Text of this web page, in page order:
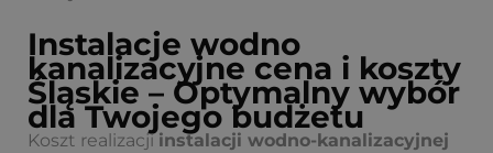
Instalacje wodno
kanalizacyjne cena i koszty
Śląskie – Optymalny wybór
dla Twojego budżetu
Koszt realizacji instalacji wodno-kanalizacyjnej